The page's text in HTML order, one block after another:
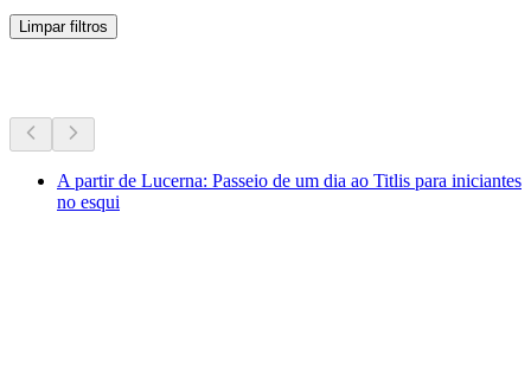
Limpar filtros
A partir de Lucerna: Passeio de um dia ao Titlis para iniciantes
no esqui